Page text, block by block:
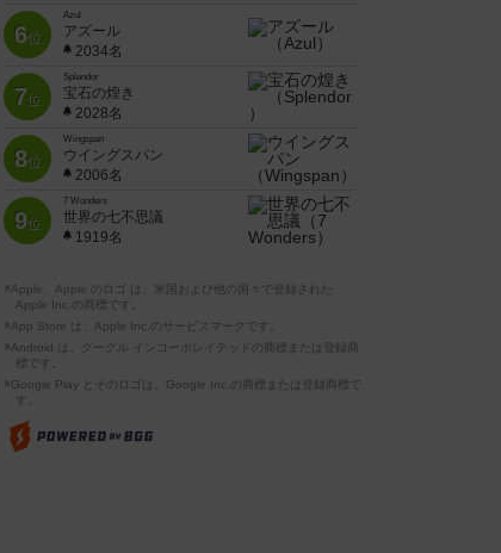
6位
Azul
アズール
2034名
7位
Splendor
宝石の煌き
2028名
8位
Wingspan
ウイングスパン
2006名
9位
7 Wonders
世界の七不思議
1919名
※Apple、Apple のロゴ は、米国および他の国々で登録された
Apple Inc.の商標です。
※App Store は、Apple Inc.のサービスマークです。
※Android は、グーグル インコーポレイテッドの商標または登録商
標です。
※Google Play とそのロゴは、Google Inc.の商標または登録商標で